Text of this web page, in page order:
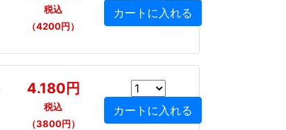
税込
（4200円）
4.180円
税込
（3800円）